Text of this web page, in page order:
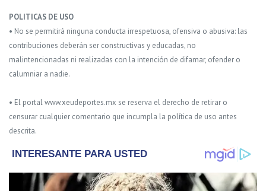
POLITICAS DE USO
• No se permitirá ninguna conducta irrespetuosa, ofensiva o abusiva: las
contribuciones deberán ser constructivas y educadas, no
malintencionadas ni realizadas con la intención de difamar, ofender o
calumniar a nadie.
• El portal www.xeudeportes.mx se reserva el derecho de retirar o
censurar cualquier comentario que incumpla la política de uso antes
descrita.